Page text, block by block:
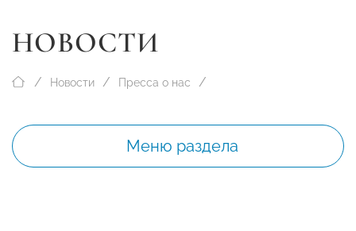
НОВОСТИ
Новости Пресса о нас
Меню раздела